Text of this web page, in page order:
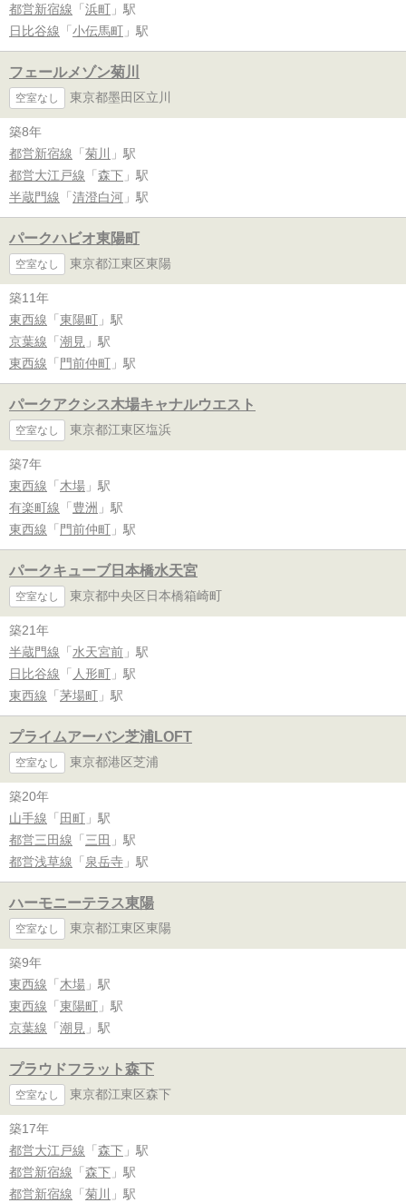
都営新宿線 「 浜町 」駅
日比谷線 「 小伝馬町 」駅
フェールメゾン菊川
空室なし 東京都墨田区立川
築8年
都営新宿線 「 菊川
」駅
都営大江戸線 「 森下 」駅
半蔵門線 「 清澄白河 」駅
パークハビオ東陽町
空室なし 東京都江東区東陽
築11年
東西線 「 東陽町 」駅
京葉線 「 潮見 」駅
東西線 「 門前仲町 」駅
パークアクシス木場キャナルウエスト
空室なし 東京都江東区塩浜
築7年
東西線 「 木場 」駅
有楽町線 「 豊洲 」駅
東西線 「 門前仲町 」駅
パークキューブ日本橋水天宮
空室なし 東京都中央区日本橋箱崎町
築21年
半蔵門線 「 水天宮前 」駅
日比谷線 「 人形町 」駅
東西線 「 茅場町 」駅
プライムアーバン芝浦LOFT
空室なし 東京都港区芝浦
築20年
山手線 「 田町 」駅
都営三田線 「 三田 」駅
都営浅草線 「 泉岳寺 」駅
ハーモニーテラス東陽
空室なし 東京都江東区東陽
築9年
東西線 「 木場 」駅
東西線 「 東陽町 」駅
京葉線 「 潮見 」駅
プラウドフラット森下
空室なし 東京都江東区森下
築17年
都営大江戸線 「 森下 」駅
都営新宿線 「 森下 」駅
都営新宿線 「 菊川 」駅